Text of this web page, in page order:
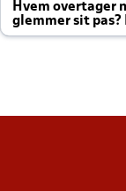
Hvem overtager
glemmer sit pas?
altid til efter